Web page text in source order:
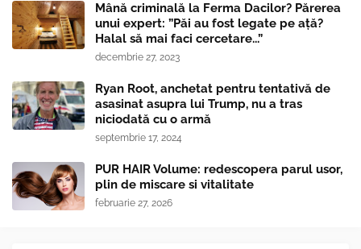
Mână criminală la Ferma Dacilor? Părerea
unui expert: ”Păi au fost legate pe ață?
Halal să mai faci cercetare...”
decembrie 27, 2023
Ryan Root, anchetat pentru tentativă de
asasinat asupra lui Trump, nu a tras
niciodată cu o armă
septembrie 17, 2024
PUR HAIR Volume: redescopera parul usor,
plin de miscare si vitalitate
februarie 27, 2026